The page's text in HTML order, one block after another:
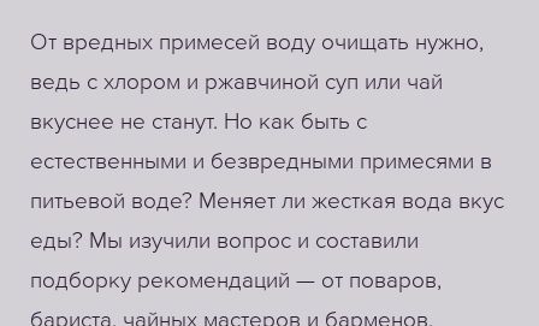
От вредных примесей воду очищать нужно,
ведь с хлором и ржавчиной суп или чай
вкуснее не станут. Но как быть с
естественными и безвредными примесями в
питьевой воде? Меняет ли жесткая вода вкус
еды? Мы изучили вопрос и составили
подборку рекомендаций — от поваров,
бариста, чайных мастеров и барменов.